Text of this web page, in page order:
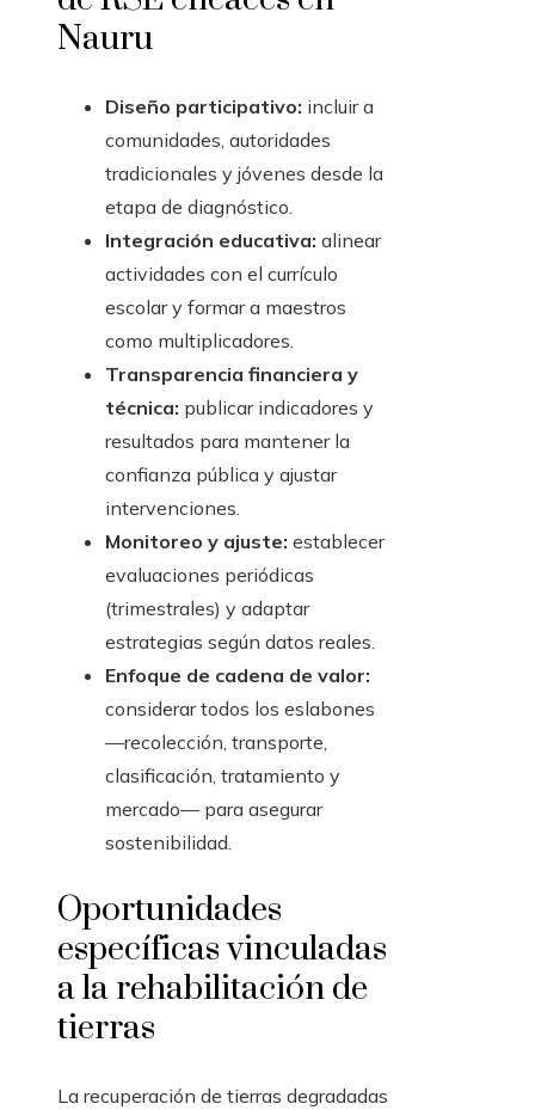
Nauru
Diseño participativo: incluir a
comunidades, autoridades
tradicionales y jóvenes desde la
etapa de diagnóstico.
Integración educativa: alinear
actividades con el currículo
escolar y formar a maestros
como multiplicadores.
Transparencia financiera y
técnica: publicar indicadores y
resultados para mantener la
confianza pública y ajustar
intervenciones.
Monitoreo y ajuste: establecer
evaluaciones periódicas
(trimestrales) y adaptar
estrategias según datos reales.
Enfoque de cadena de valor:
considerar todos los eslabones
—recolección, transporte,
clasificación, tratamiento y
mercado— para asegurar
sostenibilidad.
Oportunidades
específicas vinculadas
a la rehabilitación de
tierras
La recuperación de tierras degradadas